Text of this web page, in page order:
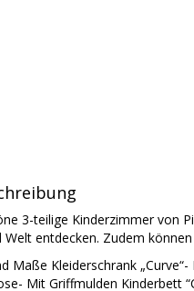
3-teilige Kinderzimmer von
Welt entdecken. Zudem
Maße Kleiderschrank
Mit Griffmulden Kinderbett